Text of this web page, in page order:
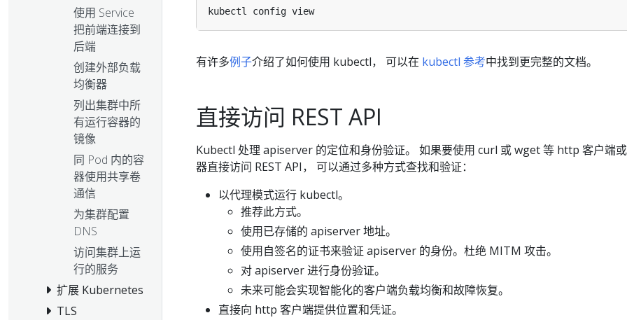
使用 Service
把前端连接到
后端
创建外部负载
均衡器
列出集群中所
有运行容器的
镜像
同 Pod 内的容
器使用共享卷
通信
为集群配置
DNS
访问集群上运
行的服务
扩展 Kubernetes
TLS
有许多例子介绍了如何使用 kubectl， 可以在 kubectl 参考中找到更完整的文档。
直接访问 REST API
Kubectl 处理 apiserver 的定位和身份验证。 如果要使用 curl 或 wget 等 http 客户端
器直接访问 REST API， 可以通过多种方式查找和验证：
以代理模式运行 kubectl。
推荐此方式。
使用已存储的 apiserver 地址。
使用自签名的证书来验证 apiserver 的身份。杜绝 MITM 攻击。
对 apiserver 进行身份验证。
未来可能会实现智能化的客户端负载均衡和故障恢复。
直接向 http 客户端提供位置和凭证。